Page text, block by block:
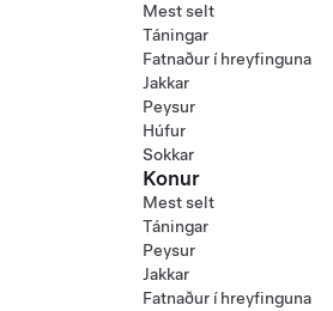
Mest selt
Táningar
Fatnaður í hreyfinguna
Jakkar
Peysur
Húfur
Sokkar
Konur
Mest selt
Táningar
Peysur
Jakkar
Fatnaður í hreyfinguna